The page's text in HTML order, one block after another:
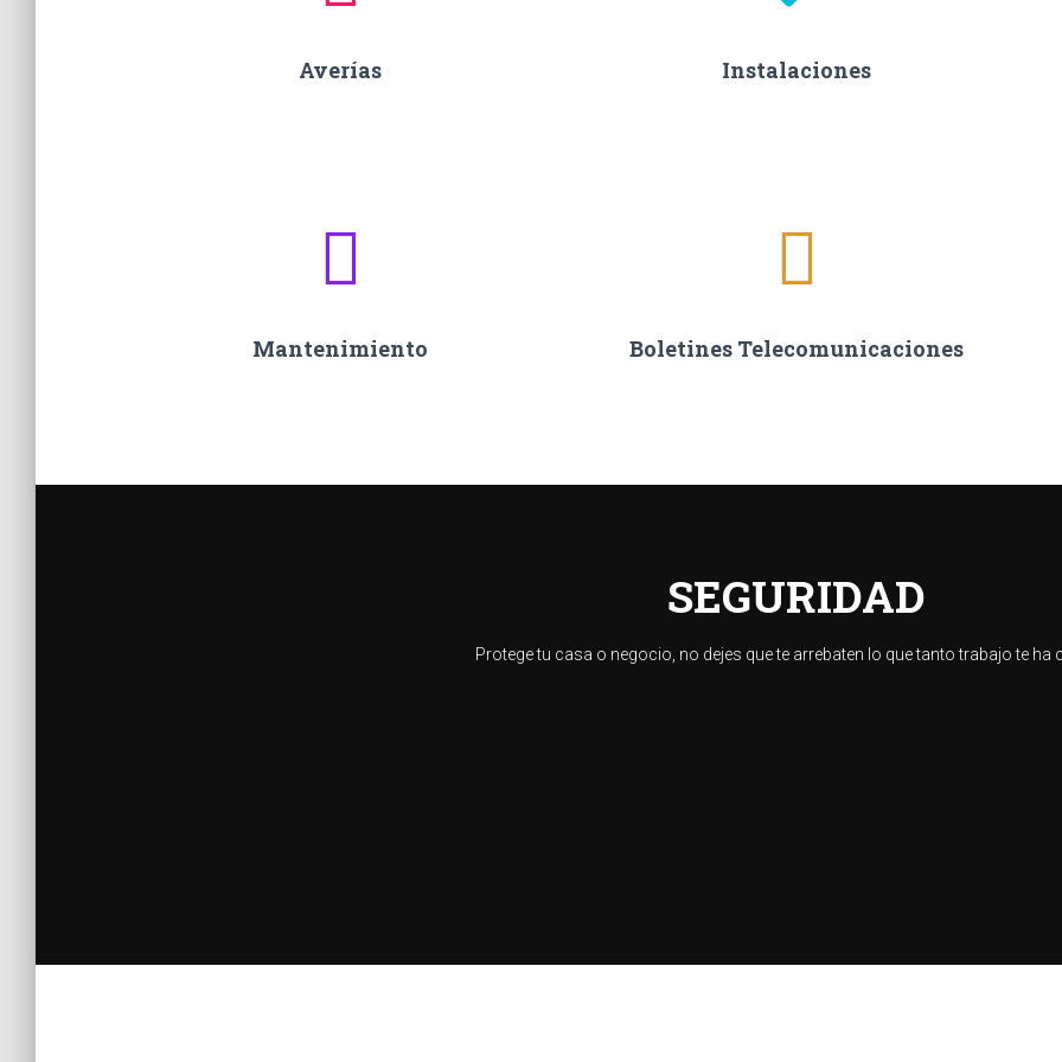
Averías Instalaciones
Mantenimiento Boletines Telecomunicaciones
SEGURIDAD
Protege tu casa o negocio, no dejes que te arrebaten lo que tanto trabajo te ha